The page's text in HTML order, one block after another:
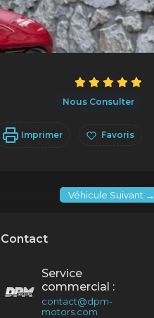
Nous Consulter
Imprimer Favoris
Véhicule Suivant →
Contact
Service
commercial :
contact@dpm-
motors.com